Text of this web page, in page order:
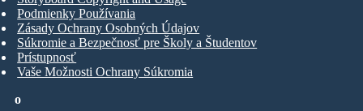
o
Podmienky Používania
Zásady Ochrany Osobných Údajov
Súkromie a Bezpečnosť pre Školy a Študentov
Prístupnosť
Vaše Možnosti Ochrany Súkromia